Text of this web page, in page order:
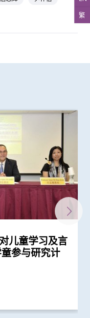
繁
儿童学习及言
参与研究计
学生社交能力
结合听力测试
」荣获华尔
奖及最受观...
头颈癌发病风
发病率高於
病风险趋升
激舌下神经植
症
械人」治疗中
染
振图像导航手
利用激光消
单孔微创机械
有效深入以
口咽癌患者1人
以了解口腔感